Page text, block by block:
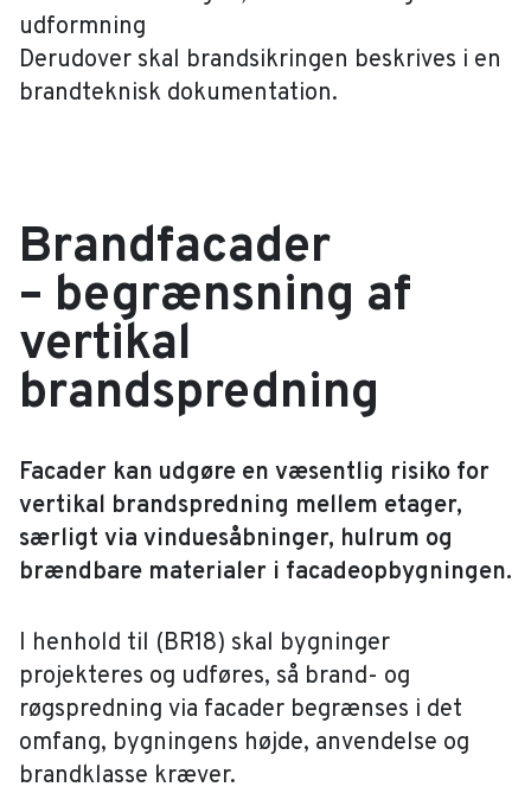
udformning
Derudover skal brandsikringen beskrives i en
brandteknisk dokumentation.
Brandfacader
– begrænsning af
vertikal
brandspredning
Facader kan udgøre en væsentlig risiko for
vertikal brandspredning mellem etager,
særligt via vinduesåbninger, hulrum og
brændbare materialer i facadeopbygningen.
I henhold til (BR18) skal bygninger
projekteres og udføres, så brand- og
røgspredning via facader begrænses i det
omfang, bygningens højde, anvendelse og
brandklasse kræver.